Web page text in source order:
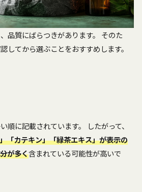
品質にばらつきがあります。 そのた
してから選ぶことをおすすめします。
順に記載されています。 したがって、
「カテキン」「緑茶エキス」が表示の
が多く含まれている可能性が高いで